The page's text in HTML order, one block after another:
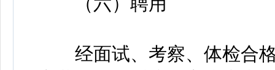
经面试、考察、体检合格